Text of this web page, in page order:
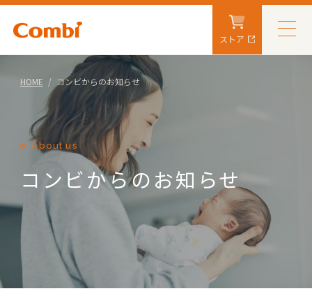
ストア
HOME コンビからのお知らせ
About us
コンビからのお知らせ